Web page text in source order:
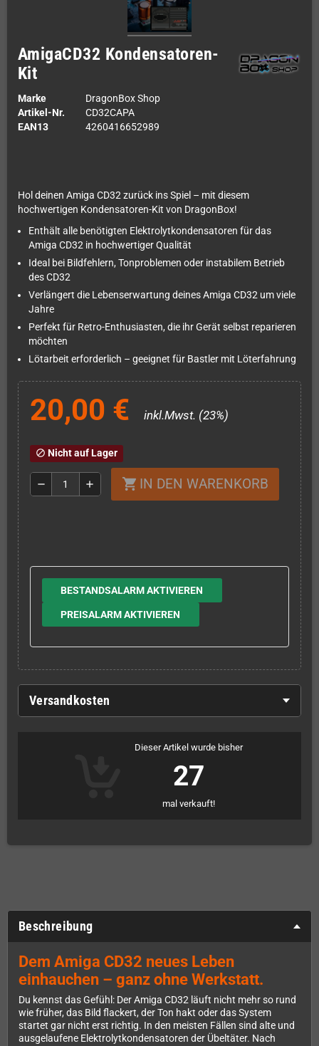
AmigaCD32 Kondensatoren-
Kit
Marke
DragonBox Shop
Artikel-Nr.
CD32CAPA
EAN13
4260416652989
Hol deinen Amiga CD32 zurück ins Spiel – mit diesem
hochwertigen Kondensatoren-Kit von DragonBox!
Enthält alle benötigten Elektrolytkondensatoren für das
Amiga CD32 in hochwertiger Qualität
Ideal bei Bildfehlern, Tonproblemen oder instabilem Betrieb
des CD32
Verlängert die Lebenserwartung deines Amiga CD32 um viele
Jahre
Perfekt für Retro-Enthusiasten, die ihr Gerät selbst reparieren
möchten
Lötarbeit erforderlich – geeignet für Bastler mit Löterfahrung
20,00 € inkl.Mwst. (23%)
block Nicht auf Lager
remove add shopping_cart IN DEN WARENKORB
BESTANDSALARM AKTIVIEREN
PREISALARM AKTIVIEREN
Versandkosten
Dieser Artikel wurde bisher
27
mal verkauft!
Beschreibung
Dem Amiga CD32 neues Leben
einhauchen – ganz ohne Werkstatt.
Du kennst das Gefühl: Der Amiga CD32 läuft nicht mehr so rund
wie früher, das Bild flackert, der Ton hakt oder das System
startet gar nicht erst richtig. In den meisten Fällen sind alte und
ausgelaufene Elektrolytkondensatoren der Übeltäter. Nach